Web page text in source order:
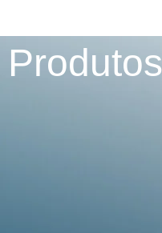
Produtos